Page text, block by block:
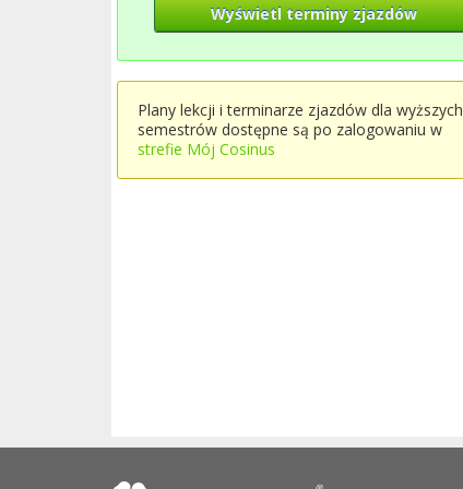
Wyświetl terminy zjazdów
Plany lekcji i terminarze zjazdów dla wyższych
semestrów dostępne są po zalogowaniu w
strefie Mój Cosinus